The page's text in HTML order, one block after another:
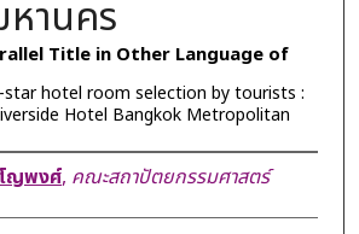
านคร
Title in Other Language of
hotel room selection by tourists :
Hotel Bangkok Metropolitan
ญพงศ์, คณะสถาปัตยกรรมศาสตร์